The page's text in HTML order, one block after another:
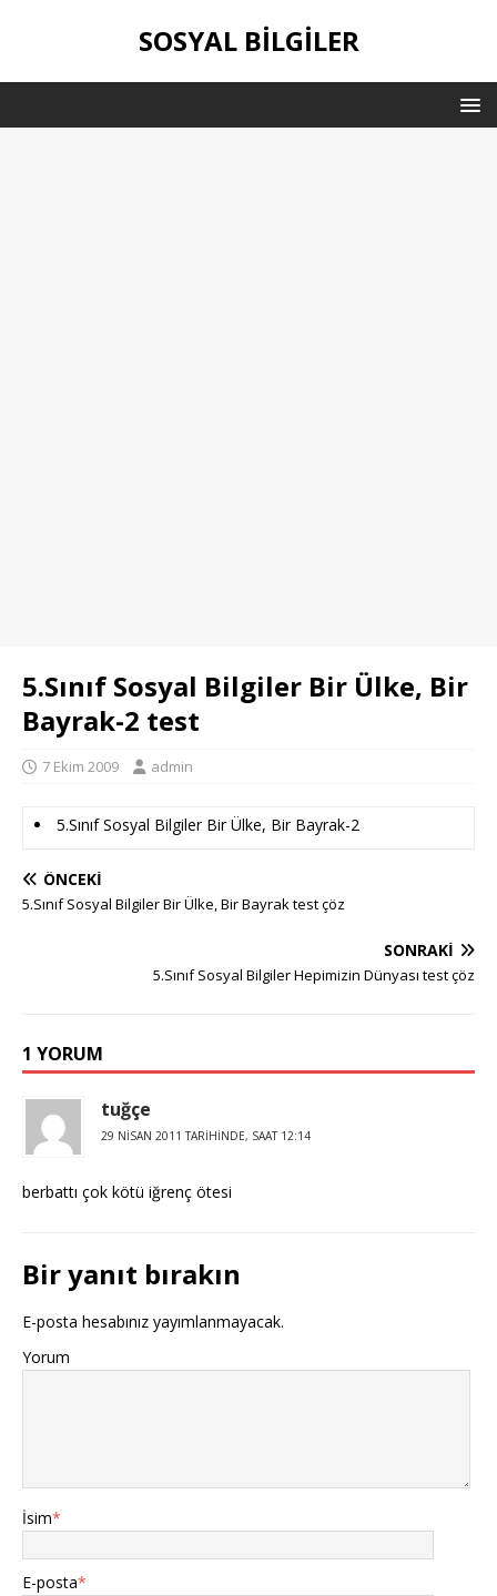
SOSYAL BILGILER
5.Sınıf Sosyal Bilgiler Bir Ülke, Bir
Bayrak-2 test
7 Ekim 2009 admin
5.Sınıf Sosyal Bilgiler Bir Ülke, Bir Bayrak-2
ÖNCEKI
5.Sınıf Sosyal Bilgiler Bir Ülke, Bir Bayrak test çöz
SONRAKI
5.Sınıf Sosyal Bilgiler Hepimizin Dünyası test çöz
1 YORUM
tuğçe
29 NISAN 2011 TARIHINDE, SAAT 12:14
berbattı çok kötü iğrenç ötesi
Bir yanıt bırakın
E-posta hesabınız yayımlanmayacak.
Yorum
İsim*
E-posta*